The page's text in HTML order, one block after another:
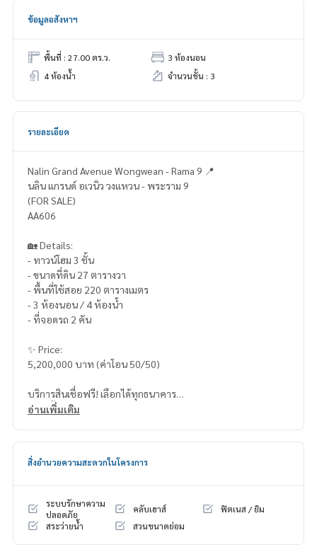
ข้อมูลอสังหาฯ
พื้นที่ : 27.00 ตร.ว.
3 ห้องนอน
4 ห้องน้ำ
จำนวนชั้น : 3
รายละเอียด
Nalin Grand Avenue Wongwean - Rama 9 📍
นลิน แกรนด์ อเวนิว วงแหวน - พระราม 9
(FOR SALE)
AA606
🏡 Details:
- ทาวน์โฮม 3 ชั้น
- ขนาดที่ดิน 27 ตารางวา
- พื้นที่ใช้สอย 220 ตารางเมตร
- 3 ห้องนอน / 4 ห้องน้ำ
- ที่จอดรถ 2 คัน
✨ Price:
5,200,000 บาท (ค่าโอน 50/50)
บริการสินเชื่อฟรี! เลือกได้ทุกธนาคาร
ดอกเบี้ยพิเศษ วงเงินสูงสุด 90-100%
HOME - REAL ESTATE SERVICES
LINE: @homethailand
หรือคลิกhttps://lin.ee/2g9eaj7
✔️ ที่ปรึกษามืออาชีพ ประสบการณ์มากกว่า 6 ปี
อ่านเพิ่มเติม
สิ่งอำนวยความสะดวกในโครงการ
ระบบรักษาความ
ปลอดภัย
คลับเฮาส์
ฟิตเนส / ยิม
สระว่ายน้ำ
สวนขนาดย่อม